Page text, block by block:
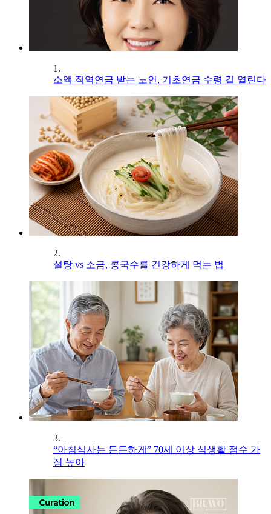
1.
소액 직역연금 받는 노인, 기초연금 수령 길 열린다
2.
설탕 vs 소금, 콩국수를 건강하게 먹는 법
3.
“아침식사는 든든하게” 70세 이상 식생활 점수 가
장 높아